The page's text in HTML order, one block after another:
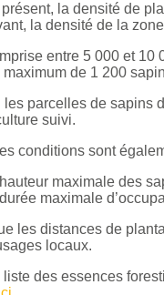
présent, la densité de
la densité de la
entre 5 000 et 10
maximum de 1 200
les parcelles de sapins
suivi.
conditions sont
maximale des
maximale
les distances de
locaux.
liste des essences